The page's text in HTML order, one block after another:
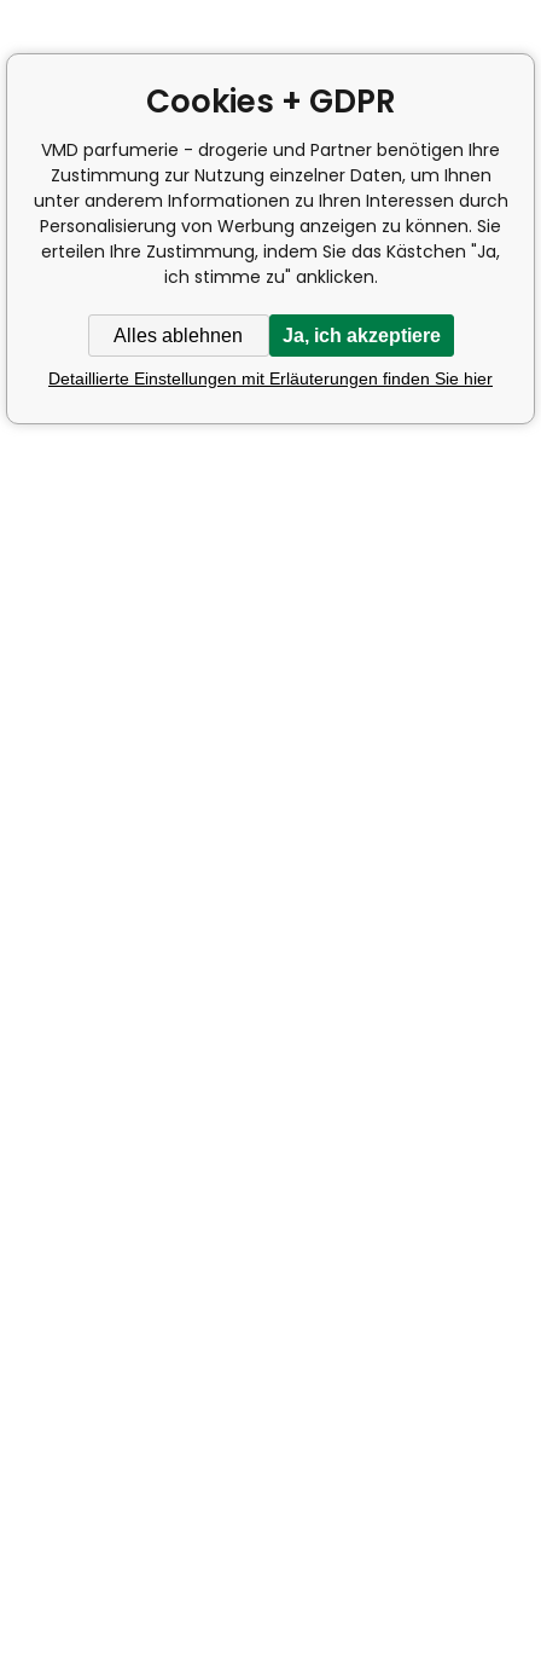
Cookies + GDPR
VMD parfumerie - drogerie und Partner benötigen Ihre
Zustimmung zur Nutzung einzelner Daten, um Ihnen
unter anderem Informationen zu Ihren Interessen durch
Personalisierung von Werbung anzeigen zu können. Sie
erteilen Ihre Zustimmung, indem Sie das Kästchen "Ja,
ich stimme zu" anklicken.
Alles ablehnen Ja, ich akzeptiere
Detaillierte Einstellungen mit Erläuterungen finden Sie hier